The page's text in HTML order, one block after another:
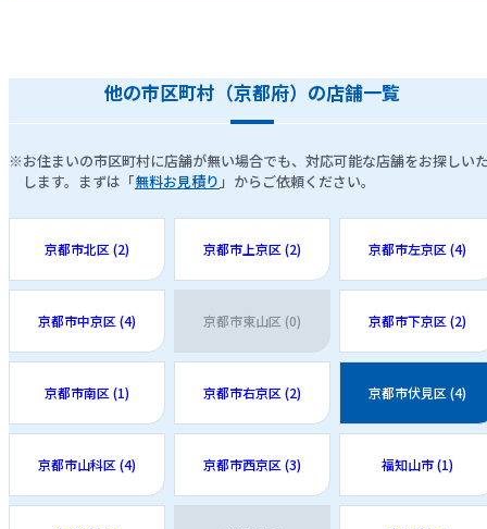
他の市区町村（京都府）の店舗一覧
※お住まいの市区町村に店舗が無い場合でも、対応可能な店舗をお探しい
します。まずは「無料お見積り 」からご依頼ください。
京都市北区 (2) 京都市上京区 (2) 京都市左京区 (4)
京都市中京区 (4) 京都市東山区 (0) 京都市下京区 (2)
京都市南区 (1) 京都市右京区 (2) 京都市伏見区 (4)
京都市山科区 (4) 京都市西京区 (3) 福知山市 (1)